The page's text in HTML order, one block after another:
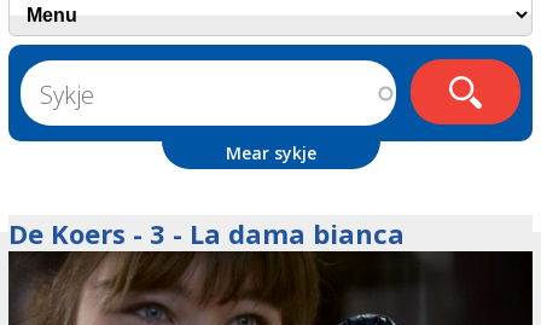
Mear sykje
De Koers - 3 - La dama bianca